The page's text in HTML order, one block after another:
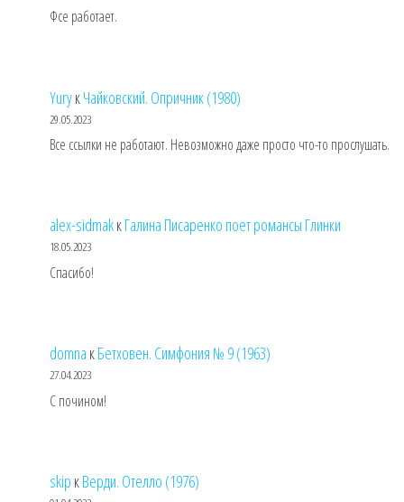
Фсе работает.
YuryкЧайковский. Опричник (1980)
29.05.2023
Все ссылки не работают. Невозможно даже просто что-то прослушать.
alex-sidmakкГалина Писаренко поет романсы Глинки
18.05.2023
Спасибо!
domna кБетховен. Симфония № 9 (1963)
27.04.2023
С почином!
skip кВерди. Отелло (1976)